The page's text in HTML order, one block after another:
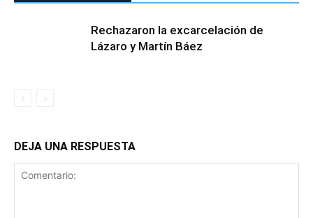
Rechazaron la excarcelación de
Lázaro y Martín Báez
DEJA UNA RESPUESTA